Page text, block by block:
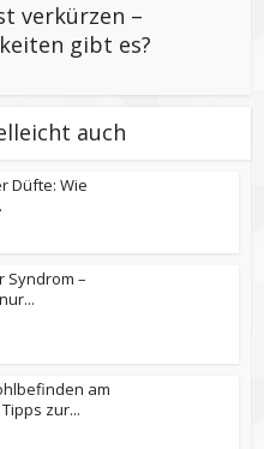
verkürzen –
gibt es?
auch
Düfte: Wie
Syndrom –
am
zur...